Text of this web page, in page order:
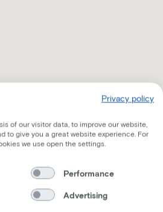
informatie per mail
Privacy policy
of our visitor data, to improve our website,
to give you a great website experience. For
we use open the settings.
Performance
Advertising